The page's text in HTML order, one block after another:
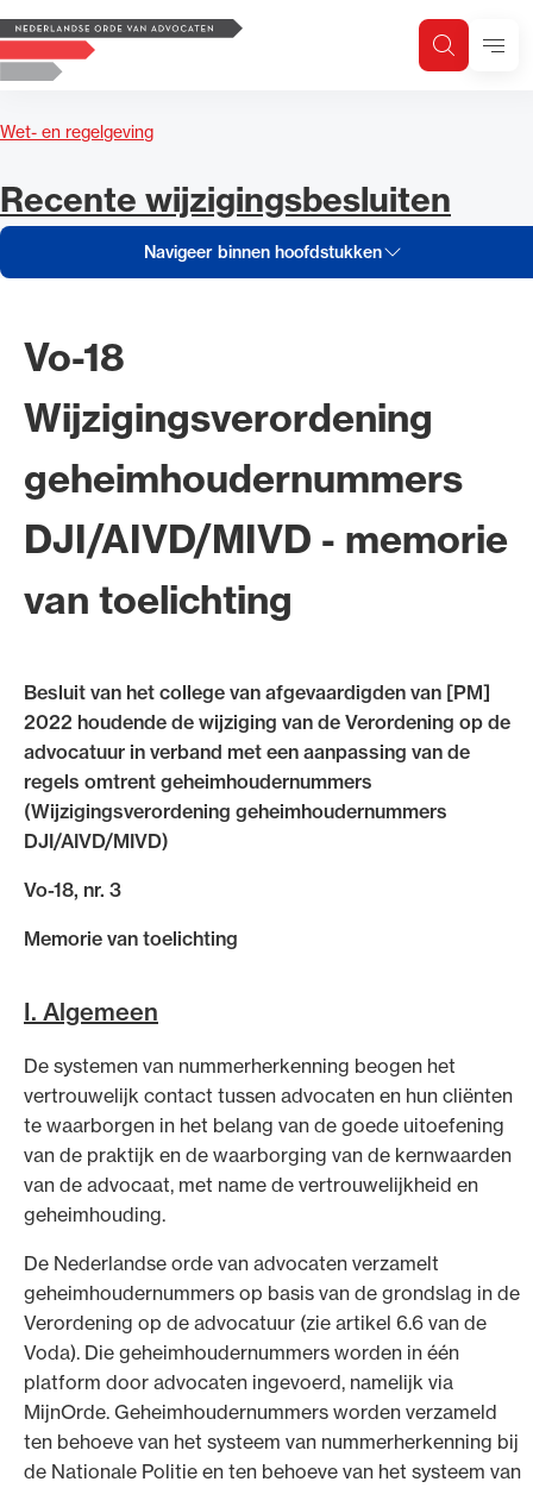
Logo, to the homepage
Zoeken
Wet- en regelgeving
Navigeer binnen hoofdstukken
Vo-18
Wijzigingsverordening
geheimhoudernummers
DJI/AIVD/MIVD - memorie
van toelichting
Besluit van het college van afgevaardigden van [PM]
2022 houdende de wijziging van de Verordening op de
advocatuur in verband met een aanpassing van de
regels omtrent geheimhoudernummers
(Wijzigingsverordening geheimhoudernummers
DJI/AIVD/MIVD)
Vo-18, nr. 3
Memorie van toelichting
I. Algemeen
De systemen van nummerherkenning beogen het
vertrouwelijk contact tussen advocaten en hun cliënten
te waarborgen in het belang van de goede uitoefening
van de praktijk en de waarborging van de kernwaarden
van de advocaat, met name de vertrouwelijkheid en
geheimhouding.
De Nederlandse orde van advocaten verzamelt
geheimhoudernummers op basis van de grondslag in de
Verordening op de advocatuur (zie artikel 6.6 van de
Voda). Die geheimhoudernummers worden in één
platform door advocaten ingevoerd, namelijk via
MijnOrde. Geheimhoudernummers worden verzameld
ten behoeve van het systeem van nummerherkenning bij
de Nationale Politie en ten behoeve van het systeem van
Navigeer inhoud van
Recente wijzigingsbesluiten
Navigeer inhoud van Recente
Zoeken
Zoek op trefwoord
Uitgelicht
Alle wet- en regelgeving voor de advocatuur.
Van de Advocatenwet tot de Verordening op de
advocatuur (Roda).
Ondersteuning voor advocaten bij hun
het rechtsgebiedenregister en
geheimhoudernummers.